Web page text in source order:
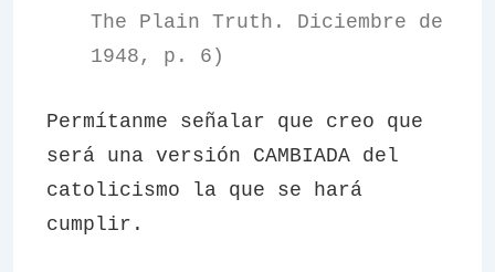
The Plain Truth. Diciembre de
1948, p. 6)
Permítanme señalar que creo que
será una versión CAMBIADA del
catolicismo la que se hará
cumplir.